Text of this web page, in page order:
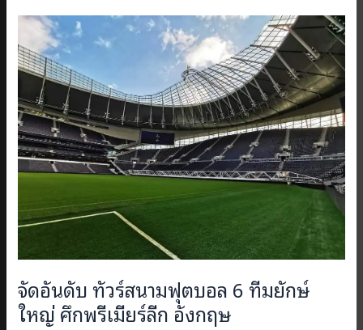
ฟิลด์
เปลี่ยน
ไป
ไป
ดู
บอล
เที่ยว
ลิเวอร์พูล
จัดอันดับ ทัวร์สนามฟุตบอล 6 ทีมยักษ์
ใหญ่ ศึกพรีเมียร์ลีก อังกฤษ